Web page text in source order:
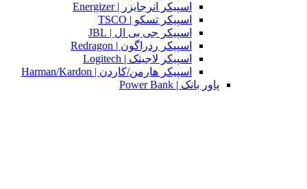
اسپیکر انرجایزر | Energizer
اسپیکر تسکو | TSCO
اسپیکر جی بی ال | JBL
اسپیکر ردراگون | Redragon
اسپیکر لاجیتک | Logitech
اسپیکر هارمن/کاردن | Harman/Kardon
پاور بانک | Power Bank